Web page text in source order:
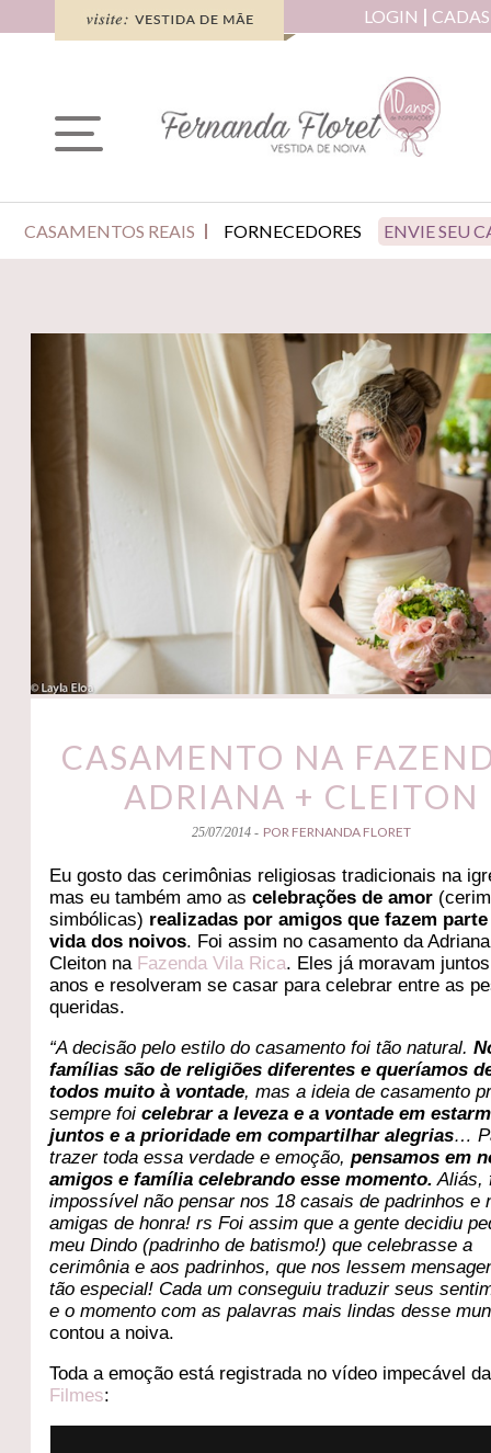
LOGIN
CASAMENTOS REAIS FORNECEDORES ENVIE SEU
CASAMENTO NA
ADRIANA + CLEITON
25/07/2014 - POR FERNANDA FLORET
Eu gosto das cerimônias religiosas tradicionais na
mas eu também amo ascelebrações de amor
simbólicas) realizadas por amigos que fazem
vida dos noivos. Foi assim no casamento da
Cleiton na Fazenda Vila Rica. Eles já moravam
anos e resolveram se casar para celebrar entre as
queridas.
“A decisão pelo estilo do casamento foi tão natural.
famílias são de religiões diferentes e queríamos
todos muito à vontade, mas a ideia de casamento
sempre foi celebrar a leveza e a vontade em
juntos e a prioridade em compartilhar alegrias…
trazer toda essa verdade e emoção,pensamos em
amigos e família celebrando esse momento. Aliás,
impossível não pensar nos 18 casais de padrinhos e
amigas de honra! rs Foi assim que a gente decidiu
meu Dindo (padrinho de batismo!) que celebrasse a
cerimônia e aos padrinhos, que nos lessem
tão especial! Cada um conseguiu traduzir seus
e o momento com as palavras mais lindas desse
contou a noiva.
Toda a emoção está registrada no vídeo impecável
Filmes: